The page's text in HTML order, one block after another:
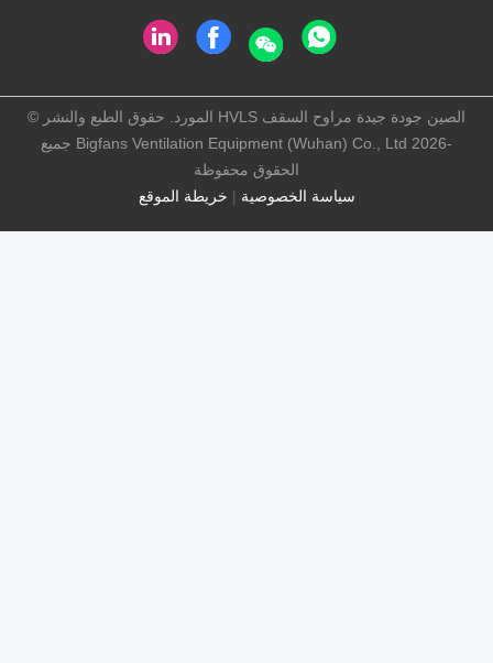
|خريطة الموقع
الصين جودة جيدة مراوح السقف HVLS المورد. حقوق الطبع والنشر ©
-2026 Bigfans Ventilation Equipment (Wuhan) Co., Ltd جميع